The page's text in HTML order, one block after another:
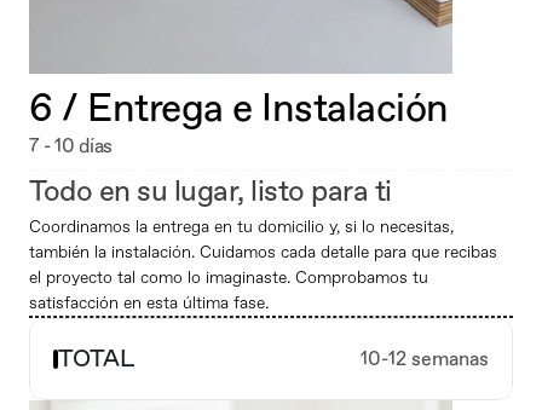
7 - 10 días
6 / Entrega e Instalación
Todo en su lugar, listo para ti
Coordinamos la entrega en tu domicilio y, si lo necesitas,
también la instalación. Cuidamos cada detalle para que recibas
el proyecto tal como lo imaginaste. Comprobamos tu
satisfacción en esta última fase.
TOTAL 10-12 semanas